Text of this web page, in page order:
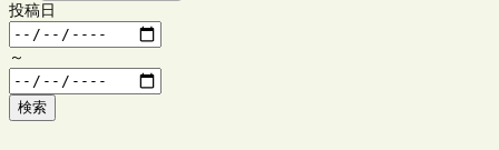
投稿日
～
検索